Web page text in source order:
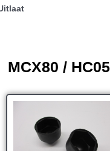
MCX80 /